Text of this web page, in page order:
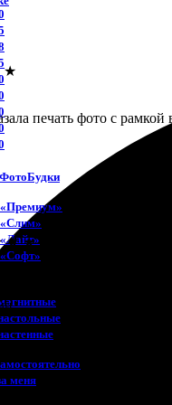
меня
★
печать фото с
★ ★ ★
Очень порадовала